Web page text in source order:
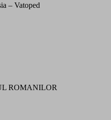
– Vatoped
ROMANILOR